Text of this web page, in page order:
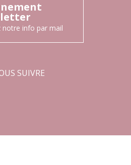
notre info par mail
SUIVRE